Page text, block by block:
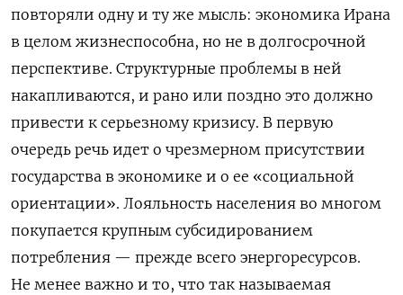
повторяли одну и ту же мысль: экономика Ирана
в целом жизнеспособна, но не в долгосрочной
перспективе. Структурные проблемы в ней
накапливаются, и рано или поздно это должно
привести к серьезному кризису. В первую
очередь речь идет о чрезмерном присутствии
государства в экономике и о ее «социальной
ориентации». Лояльность населения во многом
покупается крупным субсидированием
потребления — прежде всего энергоресурсов.
Не менее важно и то, что так называемая